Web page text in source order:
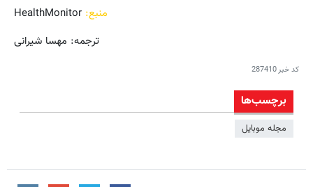
منبع:
ترجمه: مهسا شیرانی
کد خبر287410
برچسب‌ها
مجله موبایل